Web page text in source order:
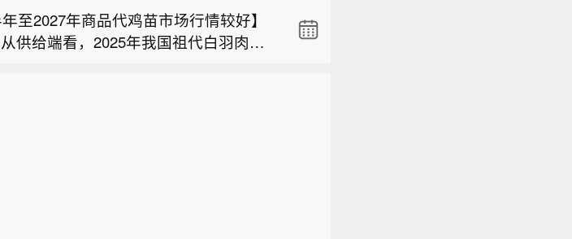
至2027年商品代鸡苗市场行情较好】
供给端看，2025年我国祖代白羽肉鸡